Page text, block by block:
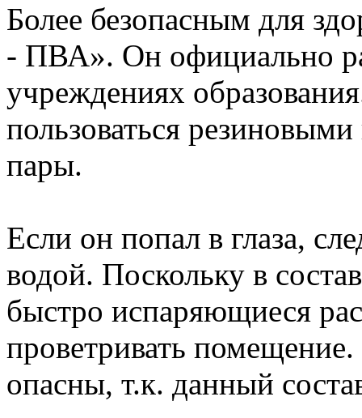
Более безопасным для
- ПВА». Он официально
учреждениях
пользоваться
пары.
Если он попал в глаза,
водой. Поскольку в
быстро испаряющиеся
проветривать
опасны, т.к. данный